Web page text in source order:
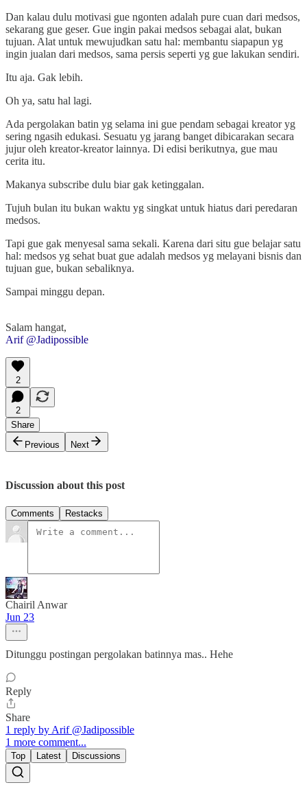
Dan kalau dulu motivasi gue ngonten adalah pure cuan dari medsos,
sekarang gue geser. Gue ingin pakai medsos sebagai alat, bukan
tujuan. Alat untuk mewujudkan satu hal: membantu siapapun yg
ingin jualan dari medsos, sama persis seperti yg gue lakukan sendiri.
Itu aja. Gak lebih.
Oh ya, satu hal lagi.
Ada pergolakan batin yg selama ini gue pendam sebagai kreator yg
sering ngasih edukasi. Sesuatu yg jarang banget dibicarakan secara
jujur oleh kreator-kreator lainnya. Di edisi berikutnya, gue mau
cerita itu.
Makanya subscribe dulu biar gak ketinggalan.
Tujuh bulan itu bukan waktu yg singkat untuk hiatus dari peredaran
medsos.
Tapi gue gak menyesal sama sekali. Karena dari situ gue belajar satu
hal: medsos yg sehat buat gue adalah medsos yg melayani bisnis dan
tujuan gue, bukan sebaliknya.
Sampai minggu depan.
Salam hangat,
Arif @Jadipossible
2
2
Share
Previous
Next
Discussion about this post
Comments Restacks
Chairil Anwar
Jun 23
Ditunggu postingan pergolakan batinnya mas.. Hehe
Reply
Share
1 reply by Arif @Jadipossible
1 more comment...
Top Latest Discussions